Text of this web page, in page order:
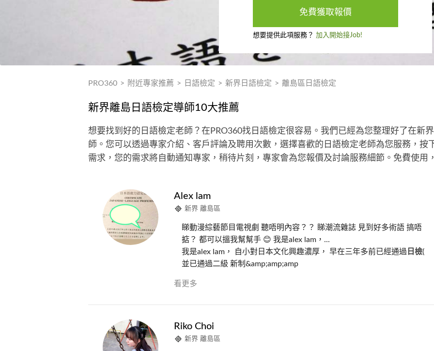
免費獲取報價
想要提供此項服務？ 加入開始接Job!
PRO360 > 附近專家推薦 > 日語檢定 > 新界日語檢定 > 離島區日語檢定
新界離島日語檢定導師10大推薦
想要找到好的日語檢定老師？在PRO360找日語檢定很容易。我們已經為您整理好了在新
師。您可以透過專家介紹、客戶評論及聘用次數，選擇喜歡的日語檢定老師為您服務，按
需求，您的需求將自動通知專家，稍待片刻，專家會為您報價及討論服務細節。免費使用
Alex lam
新界 離島區
睇動漫綜藝節目電視劇 聽唔明內容？？ 睇潮流雜誌 見到好多術語 搞唔
掂？ 都可以搵我幫幫手 😊 我是alex lam，...
我是alex lam， 自小對日本文化興趣濃厚， 早在三年多前已經通過 日檢(
並已通過二級 新制&amp;amp;amp
看更多
Riko Choi
新界 離島區